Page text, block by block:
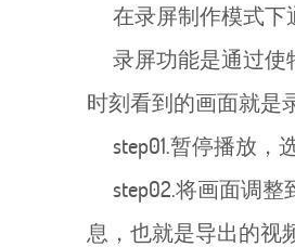
在录屏制作模式下
录屏功能是通过使
时刻看到的画面就是
step01.暂停播放，
step02.将画面调整
息，也就是导出的视